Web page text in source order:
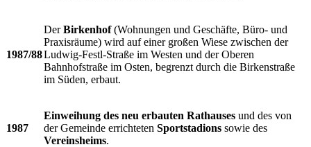
1987/88
DerBirkenhof(Wohnungen und Geschäfte, Büro- und
Praxisräume) wird auf einer großen Wiese zwischen der
Ludwig-Festl-Straße im Westen und der Oberen
Bahnhofstraße im Osten, begrenzt durch die Birkenstraße
im Süden, erbaut.
1987
Einweihung des neu erbauten Rathauses und des von
der Gemeinde errichteten Sportstadions sowie des
Vereinsheims.